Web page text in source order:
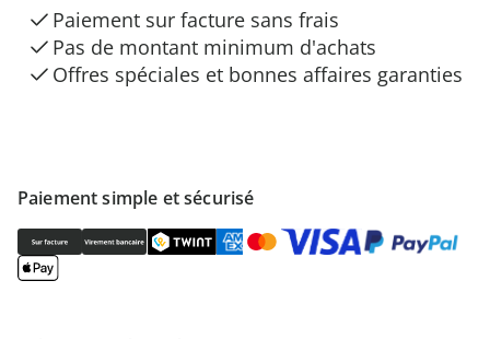
Paiement simple et sécurisé
Paiement sur facture sans frais
Pas de montant minimum d'achats
Offres spéciales et bonnes affaires garanties